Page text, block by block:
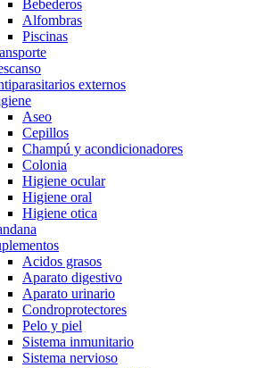
Bebederos
Alfombras
Piscinas
externos
Aseo
Cepillos
Champú y acondicionadores
Colonia
Higiene ocular
Higiene oral
Higiene otica
Acidos grasos
Aparato digestivo
Aparato urinario
Condroprotectores
Pelo y piel
Sistema inmunitario
Sistema nervioso